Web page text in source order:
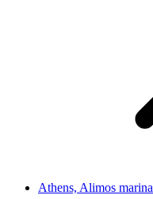
Athens, Alimos marina